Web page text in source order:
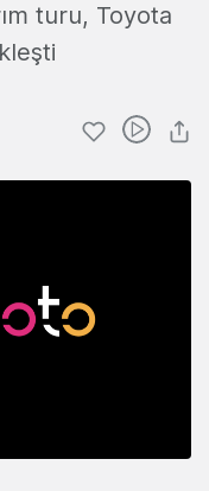
turu, Toyota